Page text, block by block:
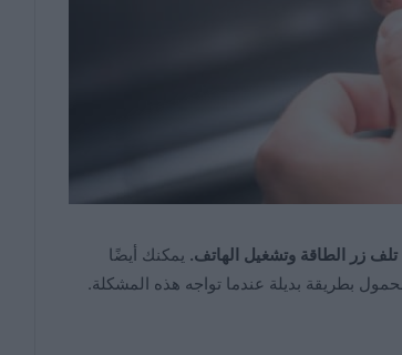
تلف زر الطاقة وتشغيل الهاتف. يمكنك أيضًا